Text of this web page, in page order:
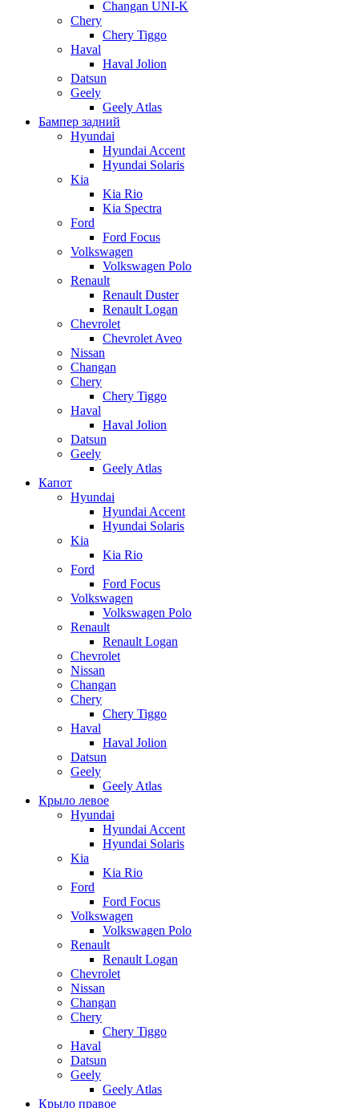
Changan UNI-K
Chery
Chery Tiggo
Haval
Haval Jolion
Datsun
Geely
Geely Atlas
Бампер задний
Hyundai
Hyundai Accent
Hyundai Solaris
Kia
Kia Rio
Kia Spectra
Ford
Ford Focus
Volkswagen
Volkswagen Polo
Renault
Renault Duster
Renault Logan
Chevrolet
Chevrolet Aveo
Nissan
Changan
Chery
Chery Tiggo
Haval
Haval Jolion
Datsun
Geely
Geely Atlas
Капот
Hyundai
Hyundai Accent
Hyundai Solaris
Kia
Kia Rio
Ford
Ford Focus
Volkswagen
Volkswagen Polo
Renault
Renault Logan
Chevrolet
Nissan
Changan
Chery
Chery Tiggo
Haval
Haval Jolion
Datsun
Geely
Geely Atlas
Крыло левое
Hyundai
Hyundai Accent
Hyundai Solaris
Kia
Kia Rio
Ford
Ford Focus
Volkswagen
Volkswagen Polo
Renault
Renault Logan
Chevrolet
Nissan
Changan
Chery
Chery Tiggo
Haval
Datsun
Geely
Geely Atlas
Крыло правое